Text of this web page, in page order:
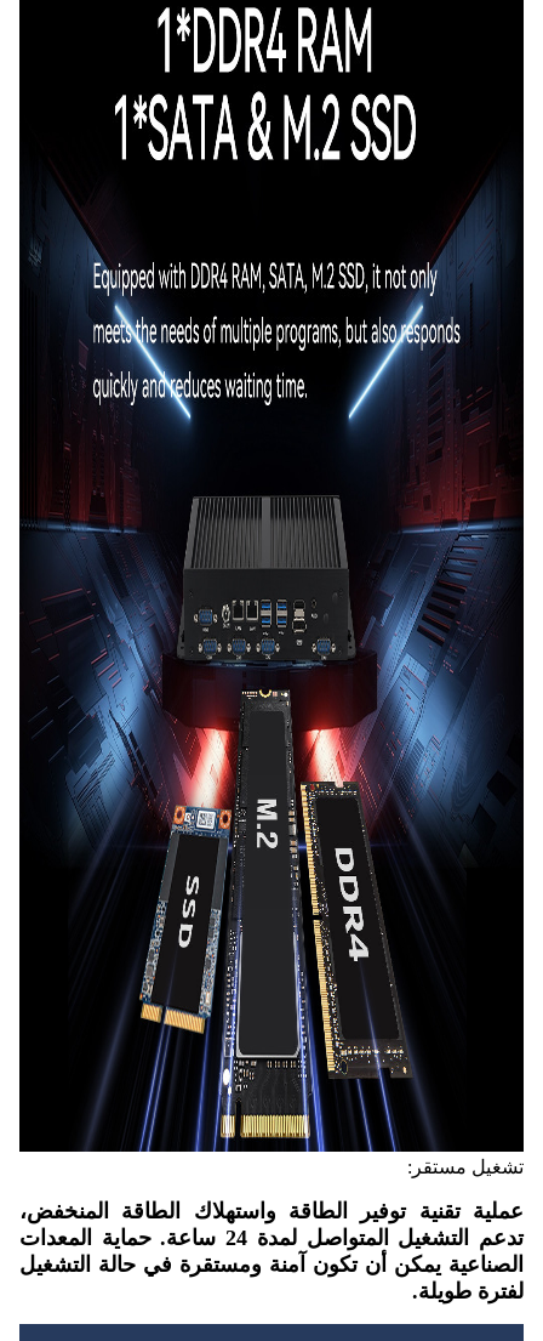
تشغيل مستقر:
عملية تقنية توفير الطاقة واستهلاك الطاقة المنخفض،
تدعم التشغيل المتواصل لمدة 24 ساعة. حماية المعدات
الصناعية يمكن أن تكون آمنة ومستقرة في حالة التشغيل
لفترة طويلة.